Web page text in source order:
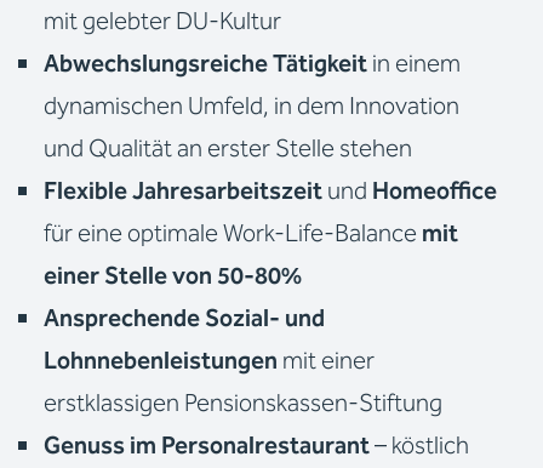
mit gelebter DU-Kultur
Abwechslungsreiche Tätigkeitin einem
dynamischen Umfeld, in dem Innovation
und Qualität an erster Stelle stehen
Flexible JahresarbeitszeitundHomeoffice
für eine optimale Work-Life-Balancemit
einer Stelle von 50-80%
Ansprechende Sozial- und
Lohnnebenleistungenmit einer
erstklassigen Pensionskassen-Stiftung
Genuss im Personalrestaurant– köstlich